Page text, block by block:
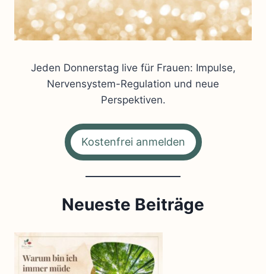
Jeden Donnerstag live für Frauen: Impulse,
Nervensystem-Regulation und neue
Perspektiven.
Kostenfrei anmelden
Neueste Beiträge